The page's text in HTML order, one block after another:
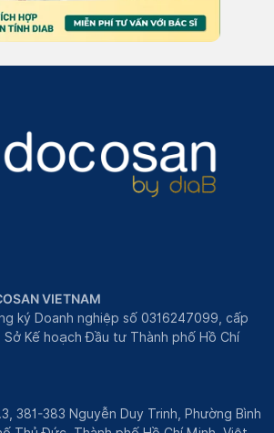
VIETNAM
ký Doanh nghiệp số 0316247099, cấp
Kế hoạch Đầu tư Thành phố Hồ Chí
381-383 Nguyễn Duy Trinh, Phường Bình